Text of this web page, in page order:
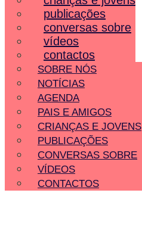
publicações
conversas sobre
vídeos
contactos
SOBRE NÓS
NOTÍCIAS
AGENDA
PAIS E AMIGOS
CRIANÇAS E JOVENS
PUBLICAÇÕES
CONVERSAS SOBRE
VÍDEOS
CONTACTOS